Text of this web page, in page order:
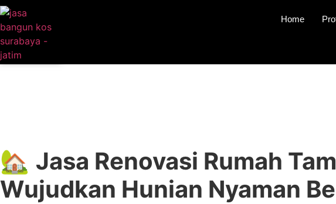
Home
🏡 Jasa Renovasi Rumah
Wujudkan Hunian Nyaman